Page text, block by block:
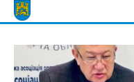
Skip
to